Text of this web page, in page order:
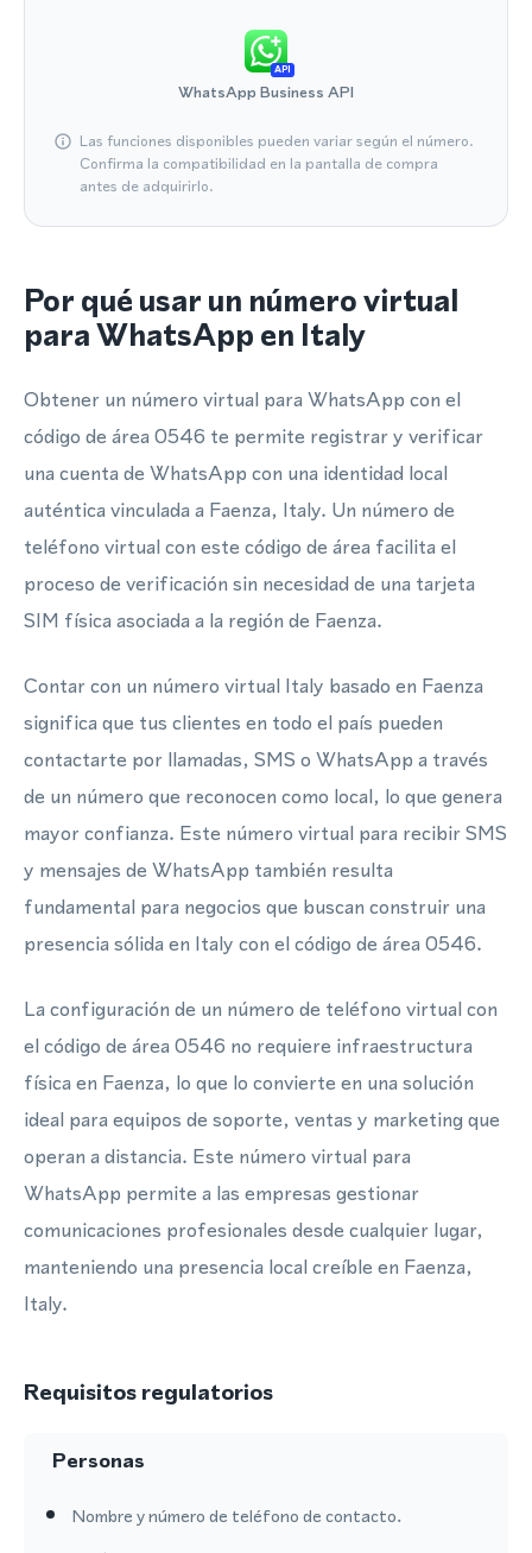
API
WhatsApp Business API
Las funciones disponibles pueden variar según el número.
Confirma la compatibilidad en la pantalla de compra
antes de adquirirlo.
Por qué usar un número virtual
para WhatsApp en Italy
Obtener un número virtual para WhatsApp con el
código de área 0546 te permite registrar y verificar
una cuenta de WhatsApp con una identidad local
auténtica vinculada a Faenza, Italy. Un número de
teléfono virtual con este código de área facilita el
proceso de verificación sin necesidad de una tarjeta
SIM física asociada a la región de Faenza.
Contar con un número virtual Italy basado en Faenza
significa que tus clientes en todo el país pueden
contactarte por llamadas, SMS o WhatsApp a través
de un número que reconocen como local, lo que genera
mayor confianza. Este número virtual para recibir SMS
y mensajes de WhatsApp también resulta
fundamental para negocios que buscan construir una
presencia sólida en Italy con el código de área 0546.
La configuración de un número de teléfono virtual con
el código de área 0546 no requiere infraestructura
física en Faenza, lo que lo convierte en una solución
ideal para equipos de soporte, ventas y marketing que
operan a distancia. Este número virtual para
WhatsApp permite a las empresas gestionar
comunicaciones profesionales desde cualquier lugar,
manteniendo una presencia local creíble en Faenza,
Italy.
Requisitos regulatorios
Personas
Nombre y número de teléfono de contacto.